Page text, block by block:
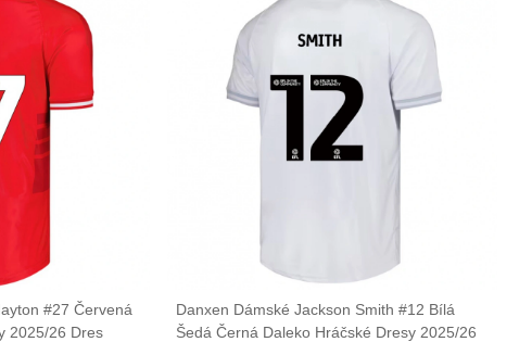
#27 Červená
2025/26 Dres
Danxen Dámské Jackson Smith #12 Bílá
Šedá Černá Daleko Hráčské Dresy 2025/26